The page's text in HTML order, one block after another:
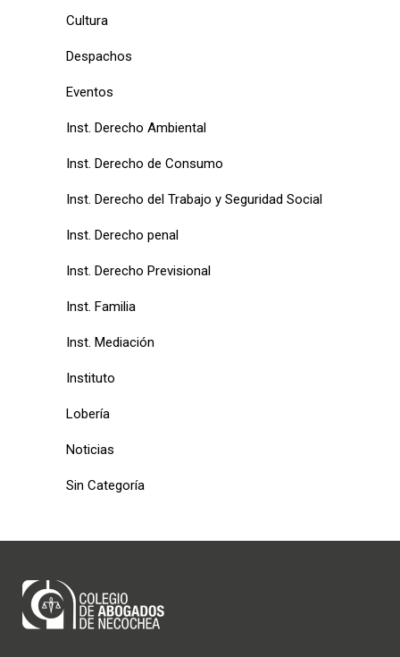
Cultura
Despachos
Eventos
Inst. Derecho Ambiental
Inst. Derecho de Consumo
Inst. Derecho del Trabajo y Seguridad Social
Inst. Derecho penal
Inst. Derecho Previsional
Inst. Familia
Inst. Mediación
Instituto
Lobería
Noticias
Sin Categoría